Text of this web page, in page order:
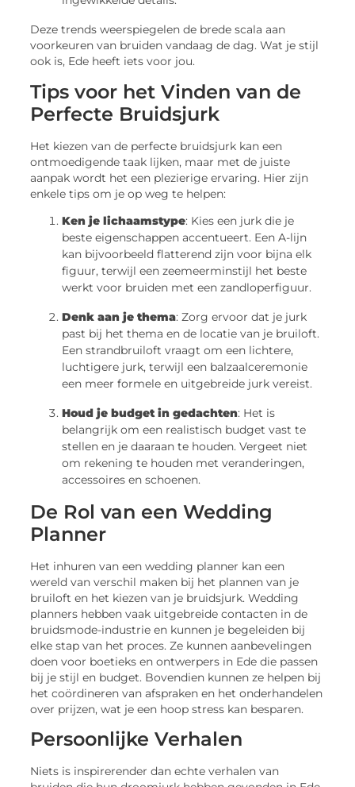
Deze trends weerspiegelen de brede scala aan
voorkeuren van bruiden vandaag de dag. Wat je stijl
ook is, Ede heeft iets voor jou.
Tips voor het Vinden van de
Perfecte Bruidsjurk
Het kiezen van de perfecte bruidsjurk kan een
ontmoedigende taak lijken, maar met de juiste
aanpak wordt het een plezierige ervaring. Hier zijn
enkele tips om je op weg te helpen:
Ken je lichaamstype: Kies een jurk die je
beste eigenschappen accentueert. Een A-lijn
kan bijvoorbeeld flatterend zijn voor bijna elk
figuur, terwijl een zeemeerminstijl het beste
werkt voor bruiden met een zandloperfiguur.
Denk aan je thema: Zorg ervoor dat je jurk
past bij het thema en de locatie van je bruiloft.
Een strandbruiloft vraagt om een lichtere,
luchtigere jurk, terwijl een balzaalceremonie
een meer formele en uitgebreide jurk vereist.
Houd je budget in gedachten: Het is
belangrijk om een realistisch budget vast te
stellen en je daaraan te houden. Vergeet niet
om rekening te houden met veranderingen,
accessoires en schoenen.
De Rol van een Wedding
Planner
Het inhuren van een wedding planner kan een
wereld van verschil maken bij het plannen van je
bruiloft en het kiezen van je bruidsjurk. Wedding
planners hebben vaak uitgebreide contacten in de
bruidsmode-industrie en kunnen je begeleiden bij
elke stap van het proces. Ze kunnen aanbevelingen
doen voor boetieks en ontwerpers in Ede die passen
bij je stijl en budget. Bovendien kunnen ze helpen bij
het coördineren van afspraken en het onderhandelen
over prijzen, wat je een hoop stress kan besparen.
Persoonlijke Verhalen
Niets is inspirerender dan echte verhalen van